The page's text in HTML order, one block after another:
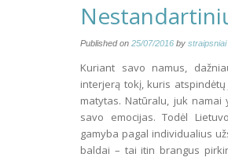
Published on 25/07/2016 by straipsniai
Kuriant savo namus,
interjerą tokį, kuris
matytas. Natūralu, juk
savo emocijas. Todėl
gamyba pagal individualius
baldai – tai itin brangus